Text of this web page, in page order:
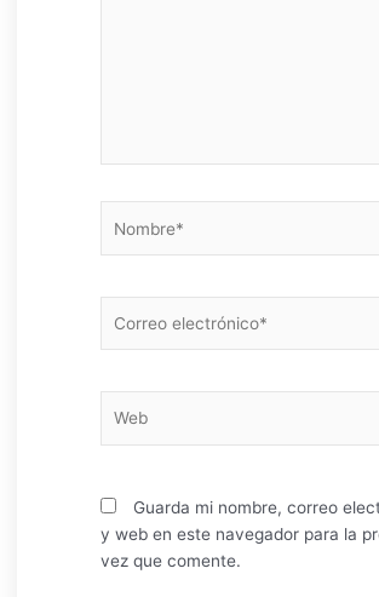
electrónico*
Guarda mi nombre, correo
y web en este navegador para la
vez que comente.